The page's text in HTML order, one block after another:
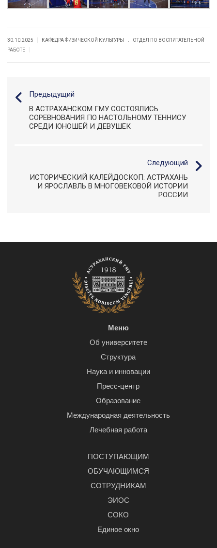
30.10.2025 КАФЕДРА ФИЗИЧЕСКОЙ КУЛЬТУРЫ .
ОТДЕЛ ПО ВОСПИТАТЕЛЬНОЙ
РАБОТЕ
Предыдущий
В АСТРАХАНСКОМ ГМУ СОСТОЯЛИСЬ
СОРЕВНОВАНИЯ ПО НАСТОЛЬНОМУ ТЕННИСУ
СРЕДИ ЮНОШЕЙ И ДЕВУШЕК
Следующий
ИСТОРИЧЕСКИЙ КАЛЕЙДОСКОП: АСТРАХАНЬ
И ЯРОСЛАВЛЬ В МНОГОВЕКОВОЙ ИСТОРИИ
РОССИИ
Меню
Об университете
Структура
Наука и инновации
Пресс-центр
Образование
Международная деятельность
Лечебная работа
ПОСТУПАЮЩИМ
ОБУЧАЮЩИМСЯ
СОТРУДНИКАМ
ЭИОС
СОКО
Единое окно